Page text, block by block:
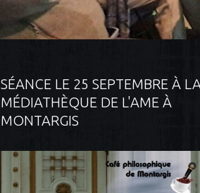
SÉANCE LE 25 SEPTEMBRE À LA
MÉDIATHÈQUE DE L'AME À
MONTARGIS